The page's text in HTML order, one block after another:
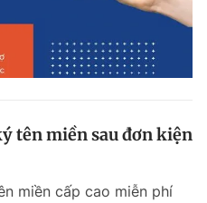
tên miền sau đơn kiện
miền cấp cao miễn phí